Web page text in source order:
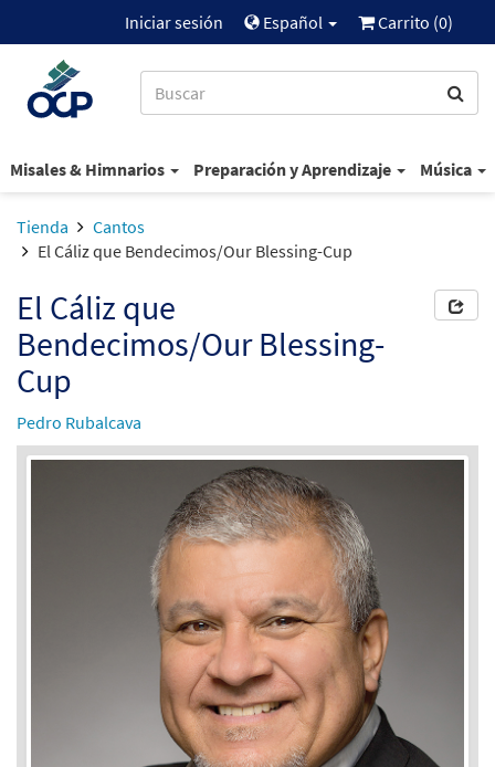
Iniciar sesión Español Carrito (0)
Misales & Himnarios Preparación y Aprendizaje Música
Tienda
Cantos
El Cáliz que Bendecimos/Our Blessing-Cup
El Cáliz que
Bendecimos/Our Blessing-
Cup
Pedro Rubalcava